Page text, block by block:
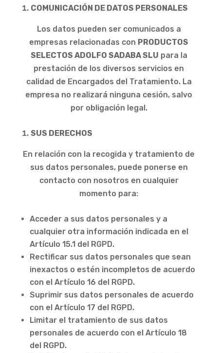
COMUNICACIÓN DE DATOS PERSONALES
Los datos pueden ser comunicados a
empresas relacionadas con PRODUCTOS
SELECTOS ADOLFO SADABA SLU para la
prestación de los diversos servicios en
calidad de Encargados del Tratamiento. La
empresa no realizará ninguna cesión, salvo
por obligación legal.
SUS DERECHOS
En relación con la recogida y tratamiento de
sus datos personales, puede ponerse en
contacto con nosotros en cualquier
momento para:
Acceder a sus datos personales y a
cualquier otra información indicada en el
Artículo 15.1 del RGPD.
Rectificar sus datos personales que sean
inexactos o estén incompletos de acuerdo
con el Artículo 16 del RGPD.
Suprimir sus datos personales de acuerdo
con el Artículo 17 del RGPD.
Limitar el tratamiento de sus datos
personales de acuerdo con el Artículo 18
del RGPD.